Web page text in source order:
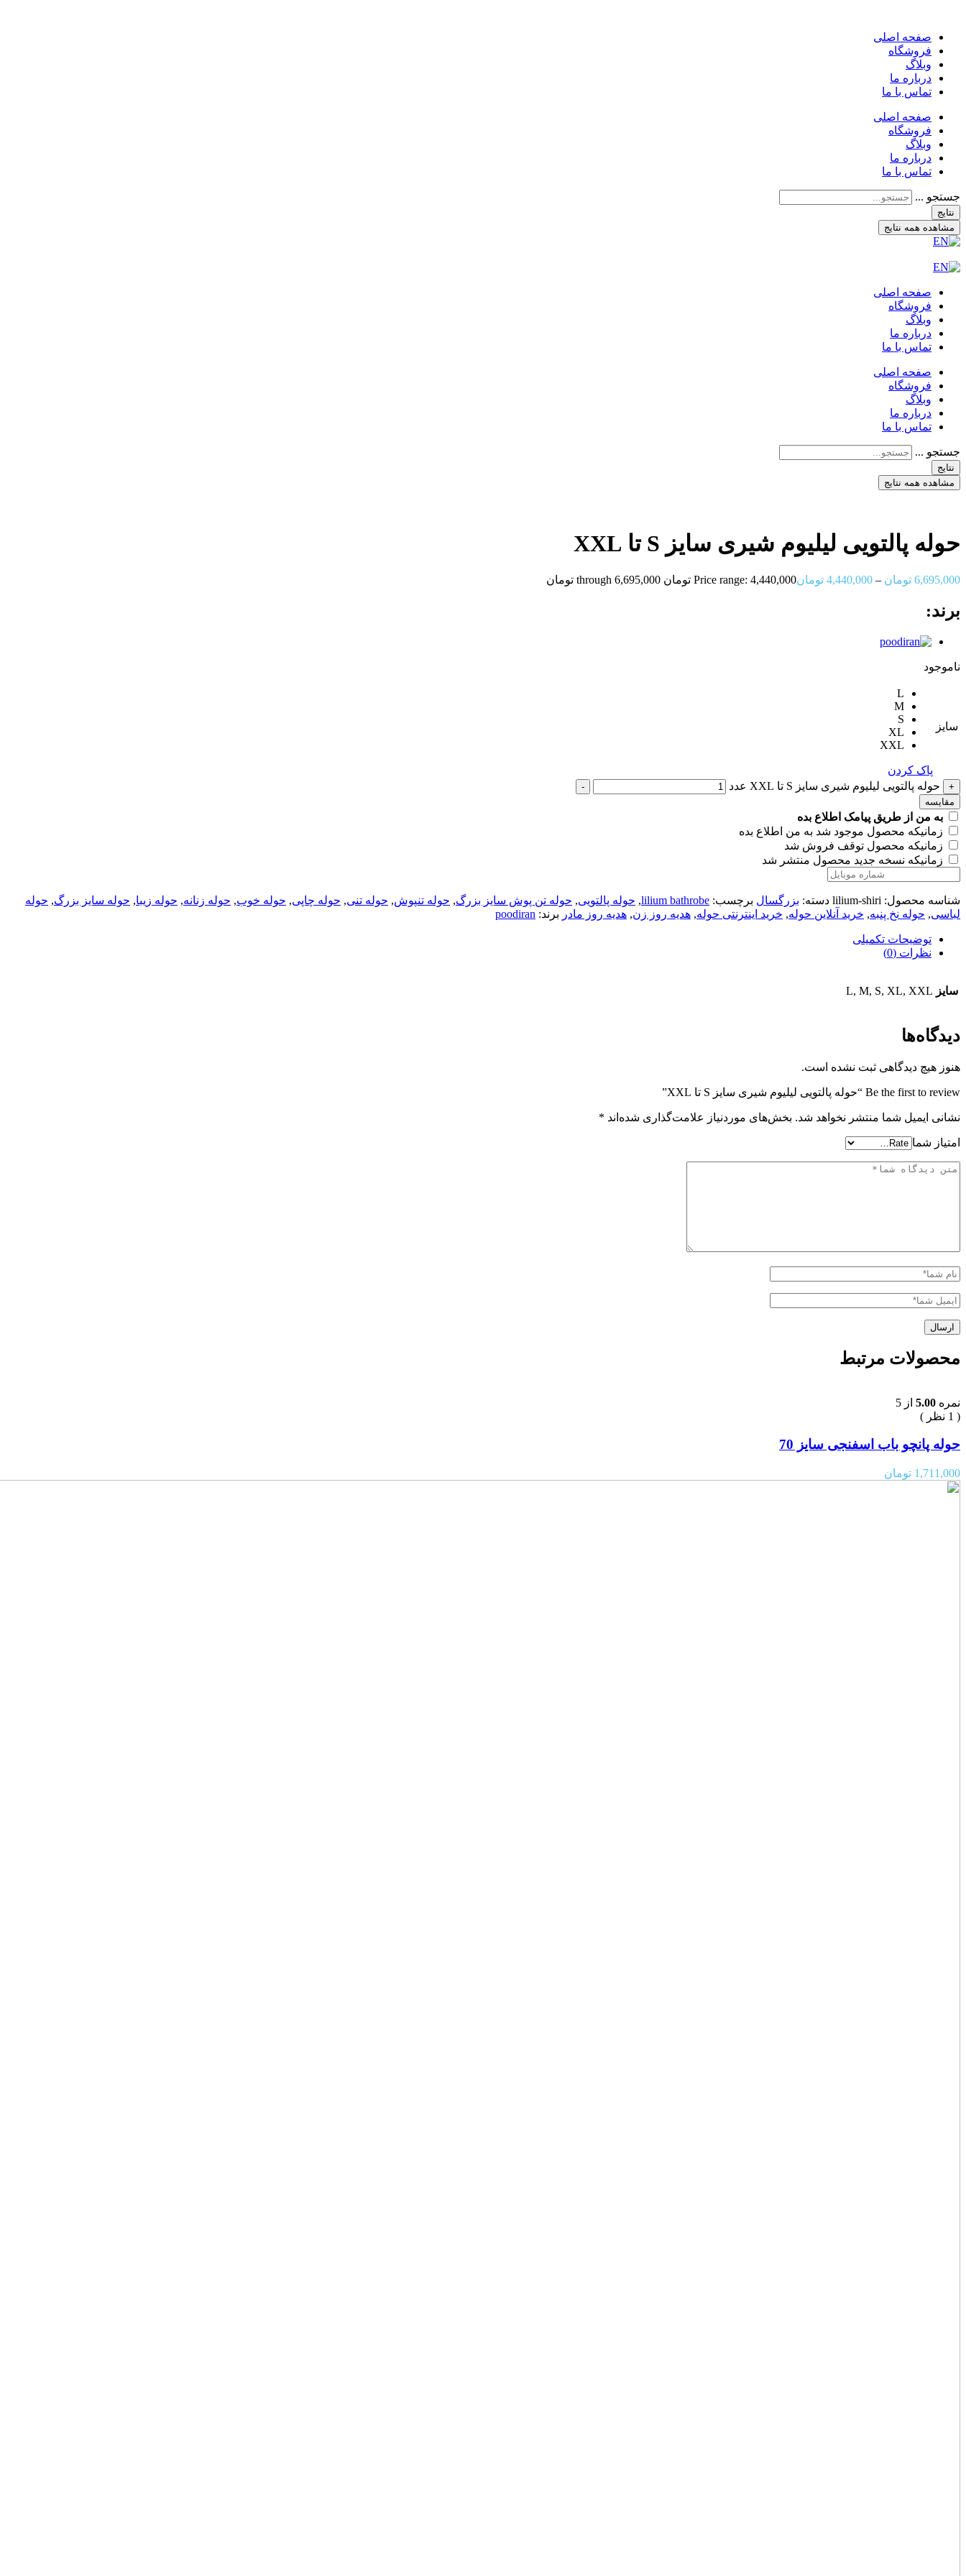
صفحه اصلی
فروشگاه
وبلاگ
درباره ما
تماس با ما
صفحه اصلی
فروشگاه
وبلاگ
درباره ما
تماس با ما
جستجو ...
نتایج
مشاهده همه نتایج
صفحه اصلی
فروشگاه
وبلاگ
درباره ما
تماس با ما
صفحه اصلی
فروشگاه
وبلاگ
درباره ما
تماس با ما
جستجو ...
نتایج
مشاهده همه نتایج
حوله پالتویی لیلیوم شیری سایز S تا XXL
6,695,000 تومان –
4,440,000 تومانPrice range: 4,440,000 تومان through 6,695,000 تومان
برند:
ناموجود
سایز
L
M
S
XL
XXL
پاک کردن
+ حوله پالتویی لیلیوم شیری سایز S تا XXL عدد
-
مقایسه
به من از طریق پیامک اطلاع بده
زمانیکه محصول موجود شد به من اطلاع بده
زمانیکه محصول توقف فروش شد
زمانیکه نسخه جدید محصول منتشر شد
شناسه محصول: lilium-shiri دسته: بزرگسال برچسب: lilium bathrobe
, حوله پالتویی, حوله تن پوش سایز بزرگ, حوله تنپوش, حوله تنی, حوله چاپی, حوله خوب, حوله زنانه, حوله زیبا, حوله سایز بزرگ, حوله
لباسی, حوله نخ پنبه, خرید آنلاین حوله, خرید اینترنتی حوله, هدیه روز زن, هدیه روز مادر برند: poodiran
توضیحات تکمیلی
نظرات (0)
سایز L, M, S, XL, XXL
دیدگاه‌ها
هنوز هیچ دیدگاهی ثبت نشده است.
Be the first to review “حوله پالتویی لیلیوم شیری سایز S تا XXL”
نشانی ایمیل شما منتشر نخواهد شد. بخش‌های موردنیاز علامت‌گذاری شده‌اند *
امتیاز شما
محصولات مرتبط
نمره 5.00 از 5
( 1 نظر )
حوله پانچو باب اسفنجی سایز 70
1,711,000 تومان